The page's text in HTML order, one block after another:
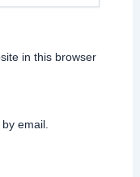
in this browser
email.